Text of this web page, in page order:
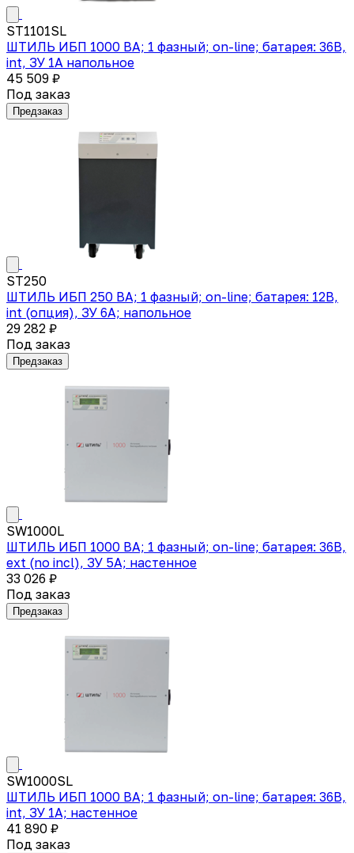
ST1101SL
ШТИЛЬ ИБП 1000 ВА; 1 фазный; on-line; батарея: 36В,
int, ЗУ 1А напольное
45 509 ₽
Под заказ
Предзаказ
ST250
ШТИЛЬ ИБП 250 ВА; 1 фазный; on-line; батарея: 12В,
int (опция), ЗУ 6А; напольное
29 282 ₽
Под заказ
Предзаказ
SW1000L
ШТИЛЬ ИБП 1000 ВА; 1 фазный; on-line; батарея: 36В,
ext (no incl), ЗУ 5А; настенное
33 026 ₽
Под заказ
Предзаказ
SW1000SL
ШТИЛЬ ИБП 1000 ВА; 1 фазный; on-line; батарея: 36В,
int, ЗУ 1А; настенное
41 890 ₽
Под заказ